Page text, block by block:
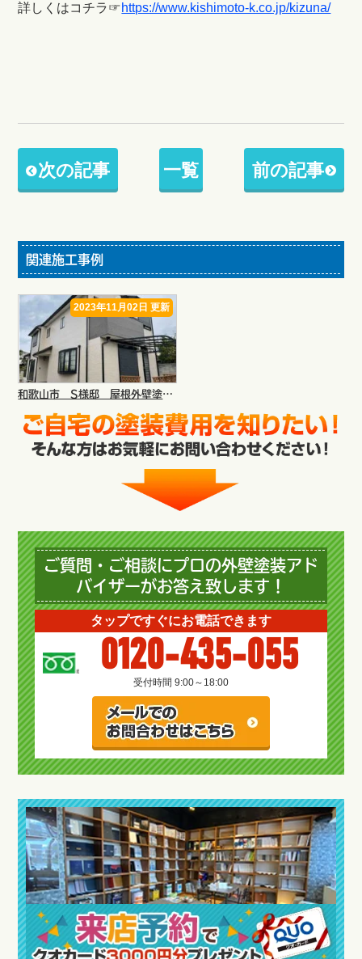
詳しくはコチラ☞https://www.kishimoto-k.co.jp/kizuna/
次の記事 一覧 前の記事
関連施工事例
2023年11月02日 更新
和歌山市 S様邸 屋根外壁塗装リフォーム工事
ご質問・ご相談にプロの外壁塗装アド
バイザーがお答え致します！
タップですぐにお電話できます
0120-435-055
受付時間 9:00～18:00